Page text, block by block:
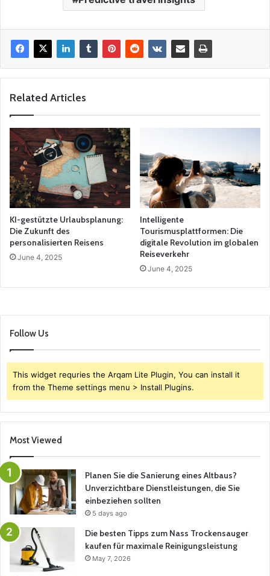
Related Articles
KI-gestützte Urlaubsplanung:
Die Zukunft des
personalisierten Reisens
June 4, 2025
Intelligente
Tourismusplattformen: Die
digitale Revolution im globalen
Reiseverkehr
June 4, 2025
Follow Us
This widget requries the Arqam Lite Plugin, You can install it
from the Theme settings menu > Install Plugins.
Most Viewed
Planen Sie die Sanierung eines Altbaus?
Unverzichtbare Dienstleistungen, die Sie
einbeziehen sollten
5 days ago
Die besten Tipps zum Nass Trockensauger
kaufen für maximale Reinigungsleistung
May 7, 2026